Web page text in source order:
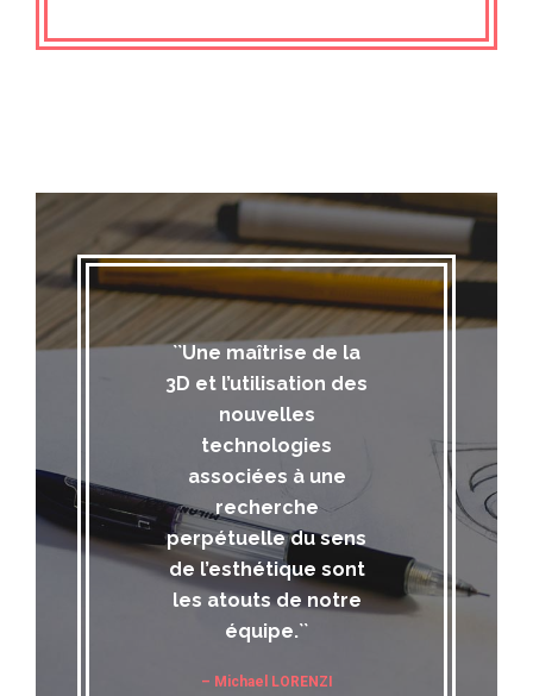
``Une maîtrise de la
3D et l’utilisation des
nouvelles
technologies
associées à une
recherche
perpétuelle du sens
de l’esthétique sont
les atouts de notre
équipe.``
– Michael LORENZI